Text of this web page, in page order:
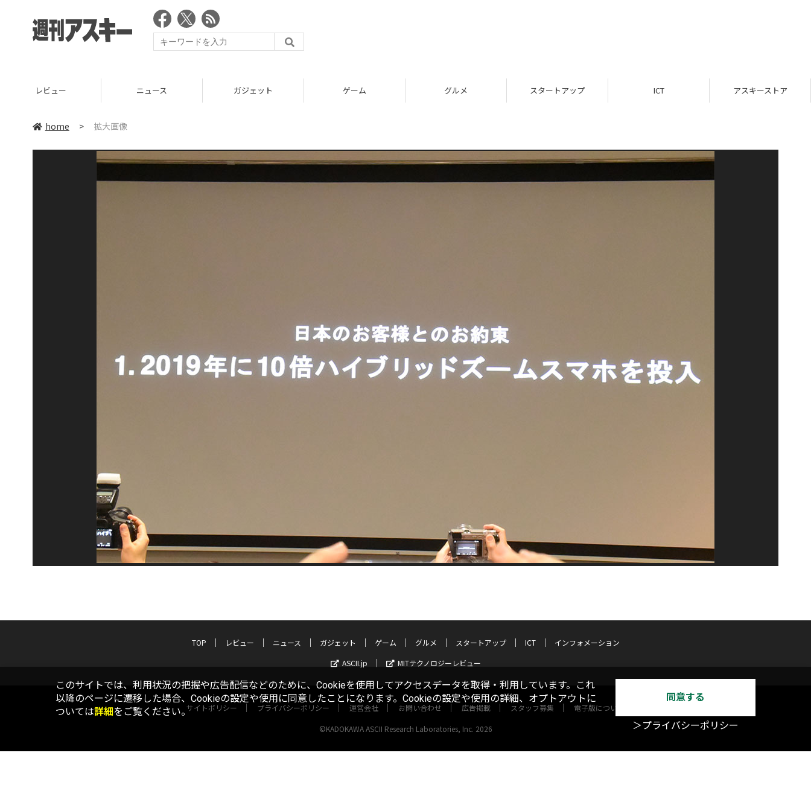
レビュー ニュース ガジェット ゲーム グルメ スタートアップ ICT アスキーストア
home > 拡大画像
TOP レビュー ニュース ガジェット ゲーム グルメ スタートアップ ICT
インフォメーション
ASCII.jp
MITテクノロジーレビュー
サイトポリシー プライバシーポリシー 運営会社 お問い合わせ 広告掲載 スタッフ募集 電子版について
©KADOKAWA ASCII Research Laboratories, Inc. 2026
このサイトでは、利用状況の把握や広告配信などのために、Cookieを使用してアクセスデータを取得・利用しています。これ
以降のページに遷移した場合、Cookieの設定や使用に同意したことになります。Cookieの設定や使用の詳細、オプトアウトに
ついては詳細をご覧ください。
同意する
＞プライバシーポリシー